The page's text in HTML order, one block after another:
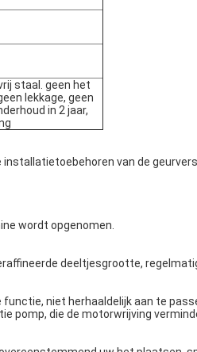
staal. geen het
lekkage, geen
in 2 jaar,
van de
wordt opgenomen.
deeltjesgrootte,
niet herhaaldelijk aan te
pomp, die de motorwrijving